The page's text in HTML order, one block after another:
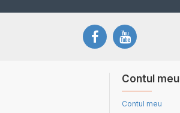
Contul meu
Contul meu